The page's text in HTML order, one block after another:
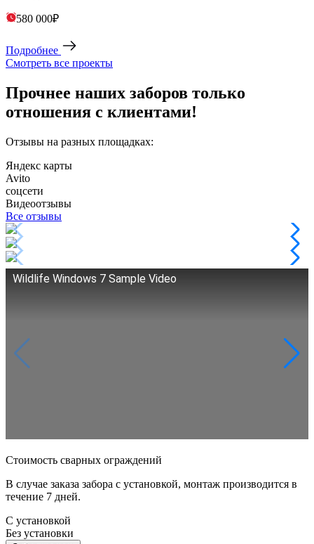
580 000₽
Подробнее
Смотреть все проекты
Прочнее наших заборов только
отношения с клиентами!
Отзывы на разных площадках:
Яндекс карты
Avito
соцсети
Видеоотзывы
Все отзывы
Wildlife Windows 7 Sample Video
Стоимость сварных ограждений
В случае заказа забора с установкой, монтаж производится в
течение 7 дней.
С установкой
Без установки